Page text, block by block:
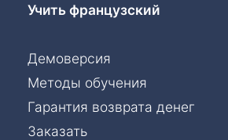
Учить французский
Демоверсия
Методы обучения
Гарантия возврата денег
Заказать